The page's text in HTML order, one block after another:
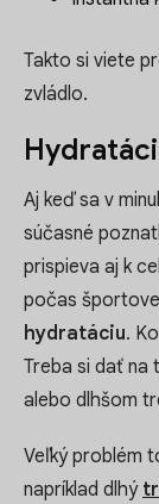
Takto si viete
zvládlo.
Aj keď sa v
súčasné
prispieva aj k
počas
hydratáciu.
Treba si dať na
alebo dlhšom
Veľký problém
napríklad dlhý